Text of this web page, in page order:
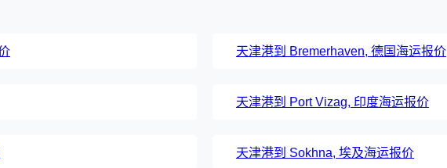
天津港到 Bremerhaven, 德国海运报价
天津港到 Port Vizag, 印度海运报价
天津港到 Sokhna, 埃及海运报价